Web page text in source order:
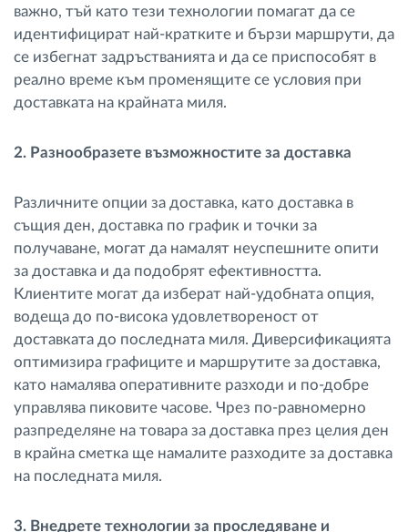
важно, тъй като тези технологии помагат да се
идентифицират най-кратките и бързи маршрути, да
се избегнат задръстванията и да се приспособят в
реално време към променящите се условия при
доставката на крайната миля.
2. Разнообразете възможностите за доставка
Различните опции за доставка, като доставка в
същия ден, доставка по график и точки за
получаване, могат да намалят неуспешните опити
за доставка и да подобрят ефективността.
Клиентите могат да изберат най-удобната опция,
водеща до по-висока удовлетвореност от
доставката до последната миля. Диверсификацията
оптимизира графиците и маршрутите за доставка,
като намалява оперативните разходи и по-добре
управлява пиковите часове. Чрез по-равномерно
разпределяне на товара за доставка през целия ден
в крайна сметка ще намалите разходите за доставка
на последната миля.
3. Внедрете технологии за проследяване и